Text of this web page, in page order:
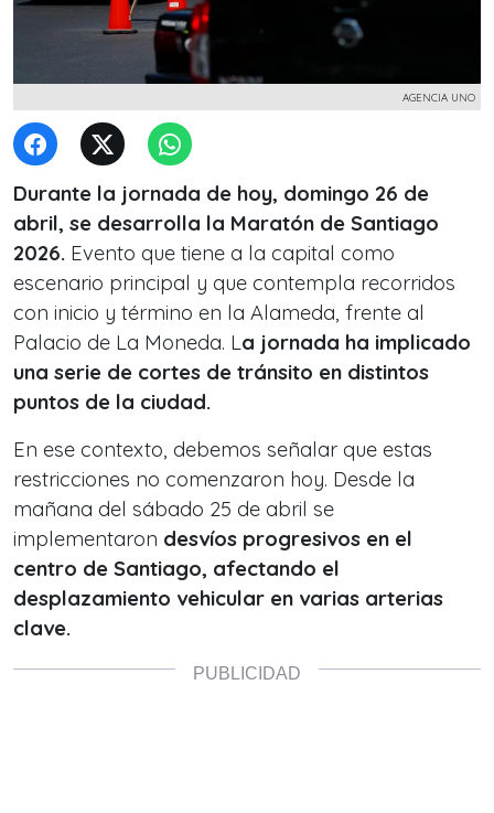
AGENCIA UNO
Durante la jornada de hoy, domingo 26 de
abril, se desarrolla la Maratón de Santiago
2026. Evento que tiene a la capital como
escenario principal y que contempla recorridos
con inicio y término en la Alameda, frente al
Palacio de La Moneda. La jornada ha implicado
una serie de cortes de tránsito en distintos
puntos de la ciudad.
En ese contexto, debemos señalar que estas
restricciones no comenzaron hoy. Desde la
mañana del sábado 25 de abril se
implementaron desvíos progresivos en el
centro de Santiago, afectando el
desplazamiento vehicular en varias arterias
clave.